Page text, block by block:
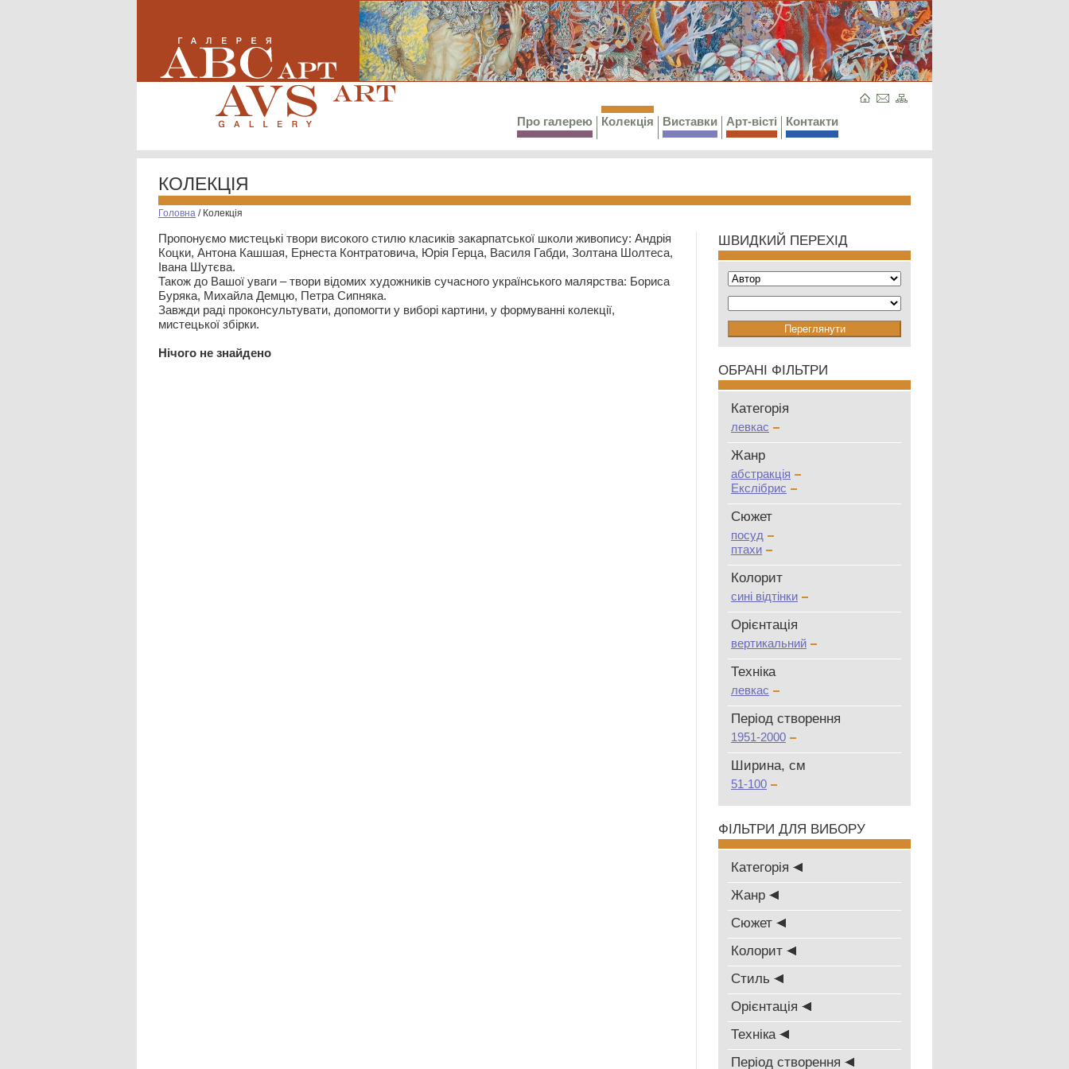
Про галерею Колекція Виставки Арт-вісті Контакти
КОЛЕКЦІЯ
Головна / Колекція
Пропонуємо мистецькі твори високого стилю класиків закарпатської школи живопису: Андрія
Коцки, Антона Кашшая, Ернеста Контратовича, Юрія Герца, Василя Габди, Золтана Шолтеса,
Івана Шутєва.
Також до Вашої уваги – твори відомих художників сучасного українського малярства: Бориса
Буряка, Михайла Демцю, Петра Сипняка.
Завжди раді проконсультувати, допомогти у виборі картини, у формуванні колекції,
мистецької збірки.
Нiчого не знайдено
ШВИДКИЙ ПЕРЕХІД
ОБРАНІ ФІЛЬТРИ
Категорія
левкас
Жанр
абстракція
Екслібрис
Сюжет
посуд
птахи
Колорит
сині відтінки
Oрієнтація
вертикальний
Техніка
левкас
Період створення
1951-2000
Ширина, см
51-100
ФІЛЬТРИ ДЛЯ ВИБОРУ
Категорія
Жанр
Сюжет
Колорит
Стиль
Oрієнтація
Техніка
Період створення